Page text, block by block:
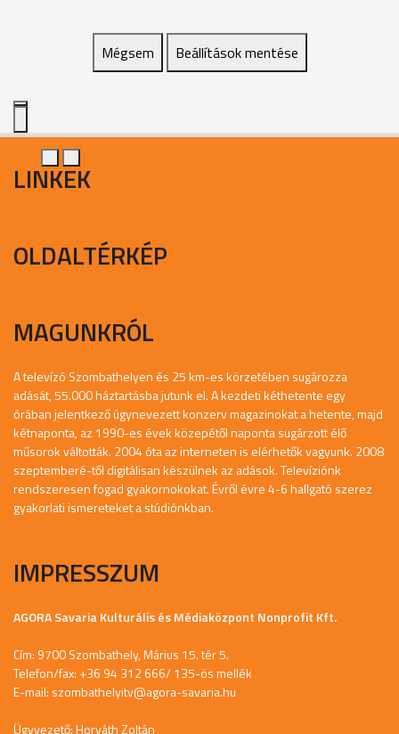
Mégsem Beállítások mentése
LINKEK
OLDALTÉRKÉP
MAGUNKRÓL
A televízó Szombathelyen és 25 km-es körzetében sugározza
adását, 55.000 háztartásba jutunk el. A kezdeti kéthetente egy
órában jelentkező úgynevezett konzerv magazinokat a hetente, majd
kétnaponta, az 1990-es évek közepétől naponta sugárzott élő
műsorok váltották. 2004 óta az interneten is elérhetők vagyunk. 2008
szeptemberé-től digitálisan készülnek az adások. Televíziónk
rendszeresen fogad gyakornokokat. Évről évre 4-6 hallgató szerez
gyakorlati ismereteket a stúdiónkban.
IMPRESSZUM
AGORA Savaria Kulturális és Médiaközpont Nonprofit Kft.
Cím: 9700 Szombathely, Márius 15. tér 5.
Telefon/fax: +36 94 312 666/ 135-ös mellék
E-mail: szombathelyitv@agora-savaria.hu
Ügyvezető: Horváth Zoltán